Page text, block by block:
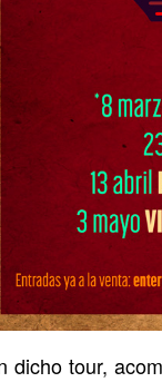
dicho tour,